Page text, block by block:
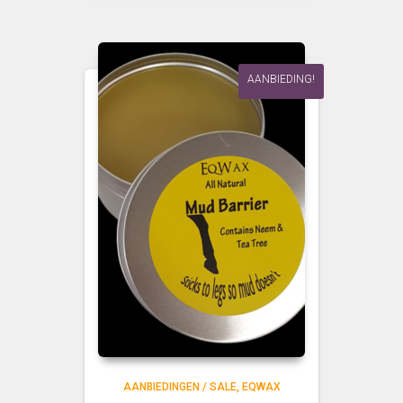
AANBIEDING!
AANBIEDINGEN / SALE EQWAX